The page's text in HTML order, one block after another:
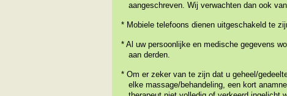
aangeschreven. Wij verwachten dan ook
* Mobiele telefoons dienen uitgeschakeld te
* Al uw persoonlijke en medische gegevens
aan derden.
* Om er zeker van te zijn dat u geheel/
elke massage/behandeling, een kort